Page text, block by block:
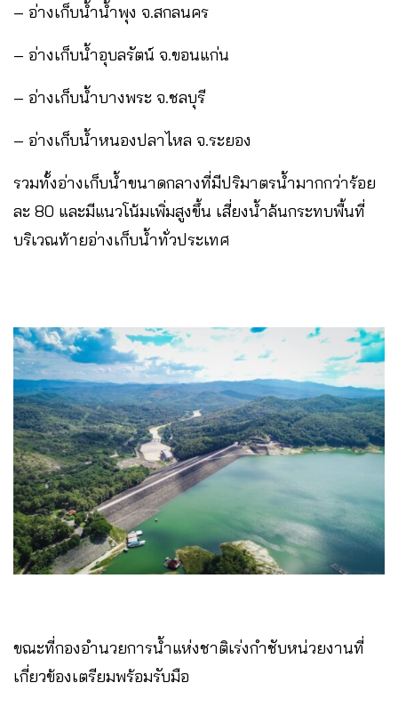
– อ่างเก็บน้ำน้ำพุง จ.สกลนคร
– อ่างเก็บน้ำอุบลรัตน์ จ.ขอนแก่น
– อ่างเก็บน้ำบางพระ จ.ชลบุรี
– อ่างเก็บน้ำหนองปลาไหล จ.ระยอง
รวมทั้งอ่างเก็บน้ำขนาดกลางที่มีปริมาตรน้ำมากกว่าร้อย
ละ 80 และมีแนวโน้มเพิ่มสูงขึ้น เสี่ยงน้ำล้นกระทบพื้นที่
บริเวณท้ายอ่างเก็บน้ำทั่วประเทศ
ขณะที่กองอำนวยการน้ำแห่งชาติเร่งกำชับหน่วยงานที่
เกี่ยวข้องเตรียมพร้อมรับมือ